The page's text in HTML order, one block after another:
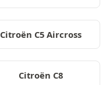
Citroën C5 Aircross
Citroën C8